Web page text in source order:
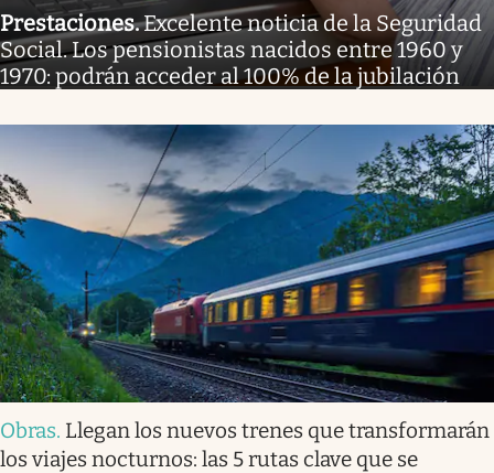
Prestaciones.Excelente noticia de la Seguridad
Social. Los pensionistas nacidos entre 1960 y
1970: podrán acceder al 100% de la jubilación
Obras. Llegan los nuevos trenes que transformarán
los viajes nocturnos: las 5 rutas clave que se